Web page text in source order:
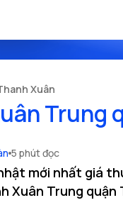
Xuân
Trung
5 phút đọc
mới nhất giá
Xuân Trung quận